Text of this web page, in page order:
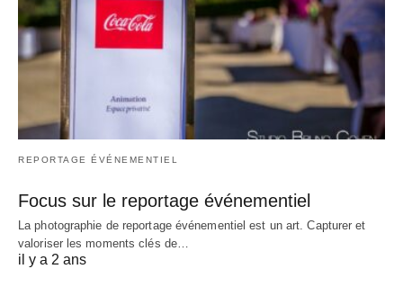
REPORTAGE ÉVÉNEMENTIEL
Focus sur le reportage événementiel
La photographie de reportage événementiel est un art. Capturer et
valoriser les moments clés de…
il y a 2 ans